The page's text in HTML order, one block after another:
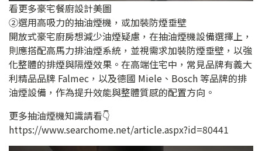
看更多豪宅餐廚設計美圖
②選用高吸力的抽油煙機，或加裝防煙垂壁
開放式豪宅廚房想減少油煙疑慮，在抽油煙機設備選擇上，
則應搭配高馬力排油煙系統，並視需求加裝防煙垂壁，以強
化整體的排煙與隔煙效果。在高端住宅中，常見品牌有義大
利精品品牌 Falmec，以及德國 Miele、Bosch 等品牌的排
油煙設備，作為提升效能與整體質感的配置方向。
更多抽油煙機知識請看👇
https://www.searchome.net/article.aspx?id=80441